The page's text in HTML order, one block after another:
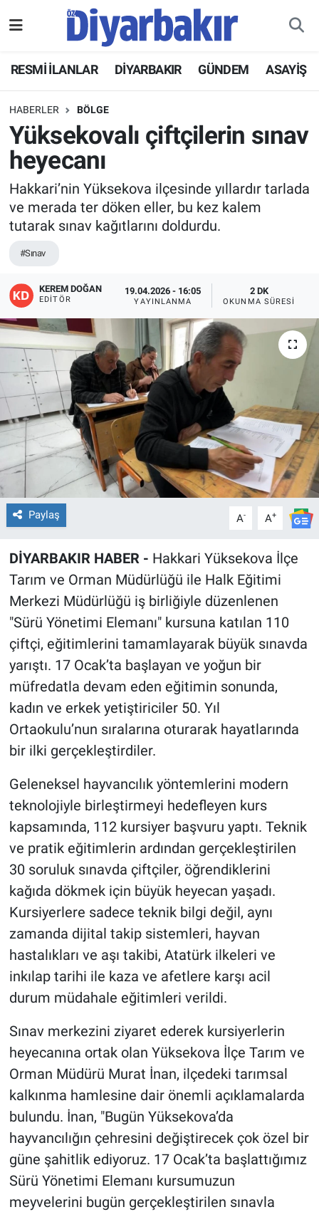
RESMİ İLANLAR DİYARBAKIR GÜNDEM ASAYİŞ
HABERLER BÖLGE
Yüksekovalı çiftçilerin sınav
heyecanı
Hakkari’nin Yüksekova ilçesinde yıllardır tarlada
ve merada ter döken eller, bu kez kalem
tutarak sınav kağıtlarını doldurdu.
#Sınav
KEREM DOĞAN
EDITÖR
19.04.2026 - 16:05
YAYINLANMA
2 DK
OKUNMA SÜRESI
Paylaş A- A+
DİYARBAKIR HABER - Hakkari Yüksekova İlçe
Tarım ve Orman Müdürlüğü ile Halk Eğitimi
Merkezi Müdürlüğü iş birliğiyle düzenlenen
"Sürü Yönetimi Elemanı" kursuna katılan 110
çiftçi, eğitimlerini tamamlayarak büyük sınavda
yarıştı. 17 Ocak’ta başlayan ve yoğun bir
müfredatla devam eden eğitimin sonunda,
kadın ve erkek yetiştiriciler 50. Yıl
Ortaokulu’nun sıralarına oturarak hayatlarında
bir ilki gerçekleştirdiler.
Geleneksel hayvancılık yöntemlerini modern
teknolojiyle birleştirmeyi hedefleyen kurs
kapsamında, 112 kursiyer başvuru yaptı. Teknik
ve pratik eğitimlerin ardından gerçekleştirilen
30 soruluk sınavda çiftçiler, öğrendiklerini
kağıda dökmek için büyük heyecan yaşadı.
Kursiyerlere sadece teknik bilgi değil, aynı
zamanda dijital takip sistemleri, hayvan
hastalıkları ve aşı takibi, Atatürk ilkeleri ve
inkılap tarihi ile kaza ve afetlere karşı acil
durum müdahale eğitimleri verildi.
Sınav merkezini ziyaret ederek kursiyerlerin
heyecanına ortak olan Yüksekova İlçe Tarım ve
Orman Müdürü Murat İnan, ilçedeki tarımsal
kalkınma hamlesine dair önemli açıklamalarda
bulundu. İnan, "Bugün Yüksekova’da
hayvancılığın çehresini değiştirecek çok özel bir
güne şahitlik ediyoruz. 17 Ocak’ta başlattığımız
Sürü Yönetimi Elemanı kursumuzun
meyvelerini bugün gerçekleştirilen sınavla
ASAYİŞ
DİYARBAKIR
EKONOMİ
GÜNDEM
BÖLGE
EĞİTİM
ÖZEL HABER
POLİTİKA
SAĞLIK
SPOR
TEKNOLOJİ
Hava Durumu
Namaz Vakitleri
Trafik Durumu
Süper Lig Puan Durumu ve Fikstür
Tüm Manşetler